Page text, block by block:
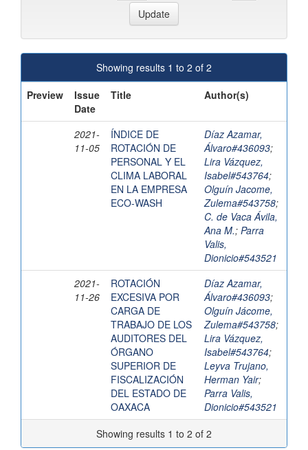
Showing results 1 to 2 of 2
Preview
Issue
Date
Title Author(s)
2021-
11-05
ÍNDICE DE
ROTACIÓN DE
PERSONAL Y EL
CLIMA LABORAL
EN LA EMPRESA
ECO-WASH
Díaz Azamar,
Álvaro#436093;
Lira Vázquez,
Isabel#543764;
Olguín Jacome,
Zulema#543758;
C. de Vaca Ávila,
Ana M.; Parra
Valis,
Dionicio#543521
2021-
11-26
ROTACIÓN
EXCESIVA POR
CARGA DE
TRABAJO DE LOS
AUDITORES DEL
ÓRGANO
SUPERIOR DE
FISCALIZACIÓN
DEL ESTADO DE
OAXACA
Díaz Azamar,
Álvaro#436093;
Olguín Jácome,
Zulema#543758;
Lira Vázquez,
Isabel#543764;
Leyva Trujano,
Herman Yair;
Parra Valis,
Dionicio#543521
Showing results 1 to 2 of 2